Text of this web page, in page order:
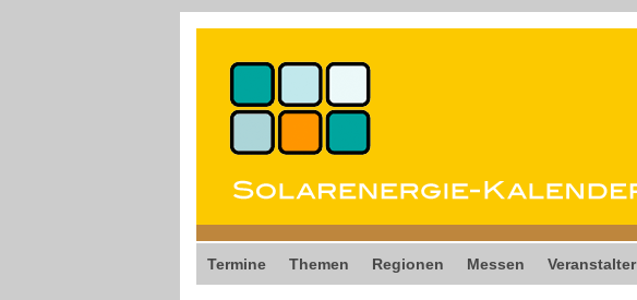
Termine Themen Regionen Messen Veranstalter